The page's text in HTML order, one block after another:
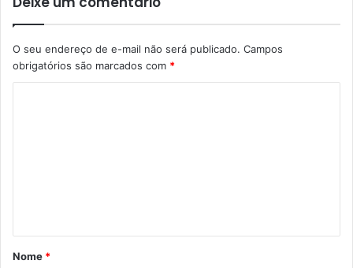
O seu endereço de e-mail não será publicado. Campos
obrigatórios são marcados com *
á
r
Nome *